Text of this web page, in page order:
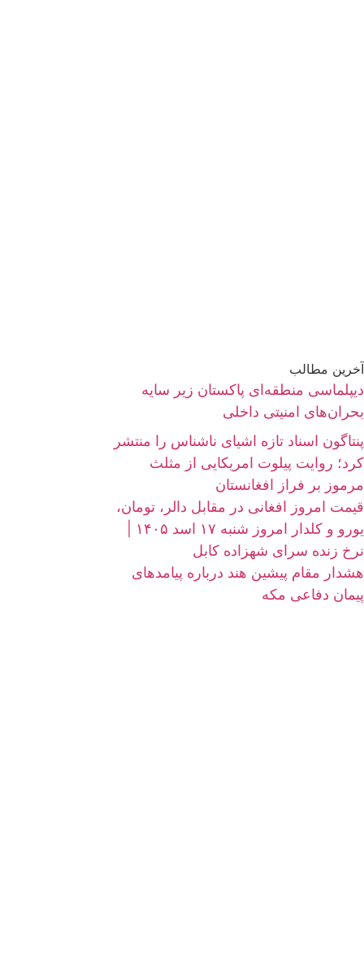
آخرین مطالب
دیپلماسی منطقه‌ای پاکستان زیر سایه
بحران‌های امنیتی داخلی
پنتاگون اسناد تازه اشیای ناشناس را منتشر
کرد؛ روایت پیلوت امریکایی از مثلث
مرموز بر فراز افغانستان
قیمت امروز افغانی در مقابل دالر، تومان،
نرخ زنده سرای شهزاده کابل
هشدار مقام پیشین هند درباره پیامدهای
پیمان دفاعی مکه